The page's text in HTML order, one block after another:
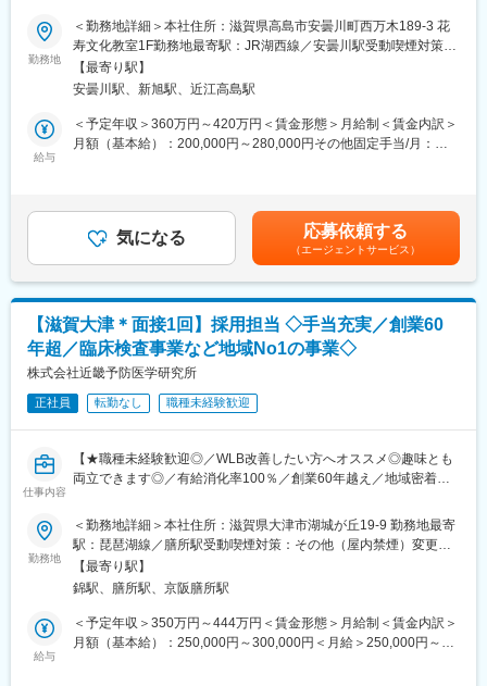
す。「会話のコツ」や「商品のご案内方法」といった実践的なス
キルを習得します。
・入社1カ月以降 ： 慣れてきたら独り立ち。既存のお客様をメイ
ンに訪問します。
＜専門資格を取得できる＞
・資格取得後は、資格手当として給与にも反映されます。
■働き方：
・基本土日祝休み／年3回の大型連休あり
・残業20h以内
・スケジュールに合わせて直行直帰可
・転居を伴う転勤はありません
■やりがい：
献することができます。
・「この薬すごく効き目があって良かったよ。」「こないだのリ
れてありがとう。」など、「ありがとう」という言葉が一番のや
りがいです。
変更の範囲：会社の定める業務
You'll never Walk alone～ひとりじゃない～という基本理念に基づ
き、在宅での暮らしを続けたい利用者様がその人らしい生活を過
ごせるように、社会復帰に向けて二人三脚で歩んでいけるように
と、職員一丸で頑張っています。
▼▼チームで支えるステーション▼▼
ルライセンス取得者も活躍しており、それぞれの専門性を活かし
業務を進めております。
た役所手続きや銀行業務などの平日限定の雑務を。日曜日はパパ
ママ世代の職員にとってはあっという大きくなる子どもと過ごす
有限の時間を有意義に過ごすことができます。また、ご自身やご
友人、ご両親との時間も大切にしたい方にとってぴったりの環境
です。
▼▼訪問未経験者歓迎▼▼
地域での訪問看護ステーション間で定期的な研修にも参加するこ
とが可能です。また基礎的な知識はEラーニングにて研修システム
があり、同行訪問を含むサポート体制を整えていますので、未経
毎週火曜日には社員全員集まって、カンファレンスを定期的に開
催しており、利用者さんの課題についてのプランを見直していま
す。
り、年2回の昇給チャンス▼▼
認定理学療法士など、公的な認定資格をお持ちの方は給与（手
勤務地
＜勤務地詳細＞本社住所：滋賀県高島市安曇川町西万木189-3 花
寿文化教室1F勤務地最寄駅：JR湖西線／安曇川駅受動喫煙対策：
屋内喫煙可能場所あり変更の範囲：会社の定める事業所
【最寄り駅】
安曇川駅、新旭駅、近江高島駅
給与
＜予定年収＞360万円～420万円＜賃金形態＞月給制＜賃金内訳＞
月額（基本給）：200,000円～280,000円その他固定手当/月：
気になる 応募依頼する
（エージェントサービス）
【滋賀大津＊面接1回】採用担当 ◇手当充実／創業60
年超／臨床検査事業など地域No1の事業◇
株式会社近畿予防医学研究所
正社員 転勤なし 職種未経験歓迎
仕事内容
【★職種未経験歓迎◎／WLB改善したい方へオススメ◎趣味とも
両立できます◎／有給消化率100％／創業60年越え／地域密着の
い環境★】
■業務内容：
＊メインでは〈臨床事業部〉の新卒・中途採用をお任せいたしま
す。
企画、募集、会社説明会の実施、面接対応、フォローアップまで
裁量を持って担当いただきます。
勤務地
＜勤務地詳細＞本社住所：滋賀県大津市湖城が丘19-9 勤務地最寄
駅：琵琶湖線／膳所駅受動喫煙対策：その他（屋内禁煙）変更の
範囲：会社の定める事業所
【最寄り駅】
錦駅、膳所駅、京阪膳所駅
給与
＜予定年収＞350万円～444万円＜賃金形態＞月給制＜賃金内訳＞
月額（基本給）：250,000円～300,000円＜月給＞250,000円～